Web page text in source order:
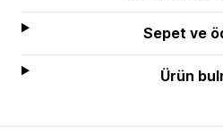
Sepet ve
Ürün